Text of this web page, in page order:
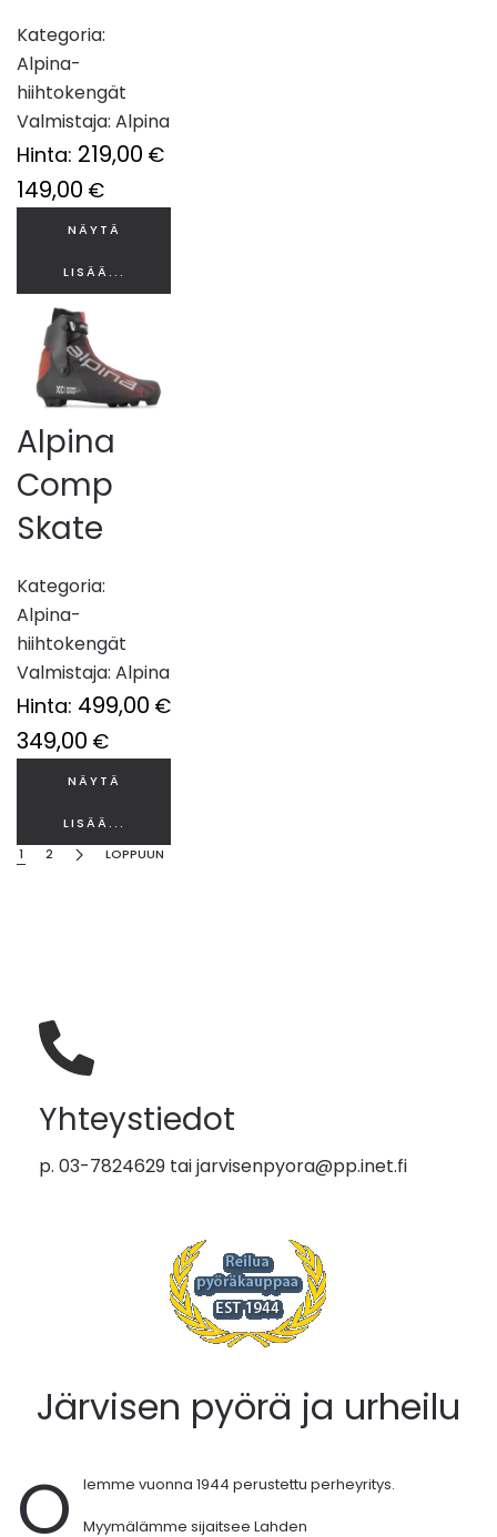
Kategoria:
Alpina-
hiihtokengät
Valmistaja: Alpina
Hinta: 219,00 €
149,00 €
NÄYTÄ
LISÄÄ...
Alpina
Comp
Skate
Kategoria:
Alpina-
hiihtokengät
Valmistaja: Alpina
Hinta: 499,00 €
349,00 €
NÄYTÄ
LISÄÄ...
1
2 LOPPUUN
Yhteystiedot
p. 03-7824629 taijarvisenpyora@pp.inet.fi
Järvisen pyörä ja urheilu
O
lemme vuonna 1944 perustettu perheyritys.
Myymälämme sijaitsee Lahden